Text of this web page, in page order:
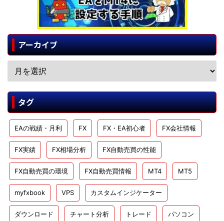
アーカイブ
タグ
EAの戦績・月利 FX FX・EA初心者 FX会社情報
FX実績 FX相場分析 FX自動売買の性能
FX自動売買の環境 FX自動売買情報 MT4 MT5
myfxbook VPS カスタムインジケーター
ダウンロード チャート分析 トレード パソコン